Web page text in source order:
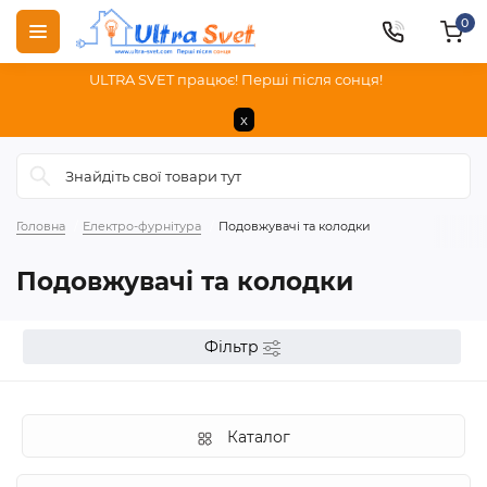
ULTRA SVET працює! Перші після сонця!
x
0
Головна Електро-фурнітура Подовжувачі та колодки
Подовжувачі та колодки
Фільтр
Каталог